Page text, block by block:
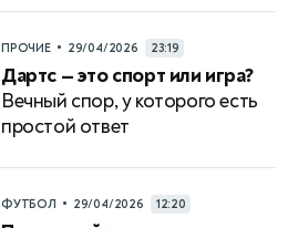
ПРОЧИЕ • 29/04/2026 23:19
Дартс — это спорт или игра?
Вечный спор, у которого есть
простой ответ
ФУТБОЛ • 29/04/2026 12:20